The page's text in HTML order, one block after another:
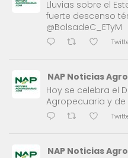
Lluvias sobre el
fuerte descenso
@BolsadeC_ETyM
NAP Noticias
Hoy se celebra el
Agropecuaria y de
NAP Noticias